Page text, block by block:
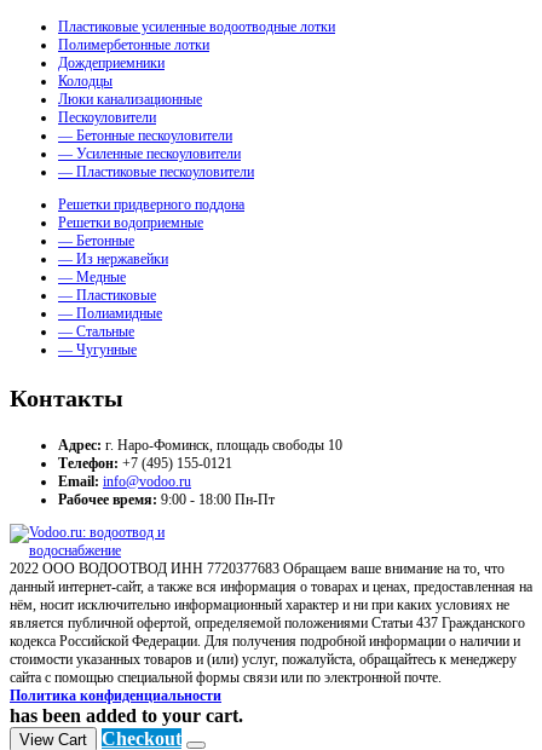
Пластиковые усиленные водоотводные лотки
Полимербетонные лотки
Дождеприемники
Колодцы
Люки канализационные
Пескоуловители
— Бетонные пескоуловители
— Усиленные пескоуловители
— Пластиковые пескоуловители
Решетки придверного поддона
Решетки водоприемные
— Бетонные
— Из нержавейки
— Медные
— Пластиковые
— Полиамидные
— Стальные
— Чугунные
Контакты
Адрес: г. Наро-Фоминск, площадь свободы 10
Телефон: +7 (495) 155-0121
Email: info@vodoo.ru
Рабочее время: 9:00 - 18:00 Пн-Пт
2022 ООО ВОДООТВОД ИНН 7720377683 Обращаем ваше внимание на то, что
данный интернет-сайт, а также вся информация о товарах и ценах, предоставленная на
нём, носит исключительно информационный характер и ни при каких условиях не
является публичной офертой, определяемой положениями Статьи 437 Гражданского
кодекса Российской Федерации. Для получения подробной информации о наличии и
стоимости указанных товаров и (или) услуг, пожалуйста, обращайтесь к менеджеру
сайта с помощью специальной формы связи или по электронной почте.
Политика конфиденциальности
has been added to your cart.
View Cart Checkout